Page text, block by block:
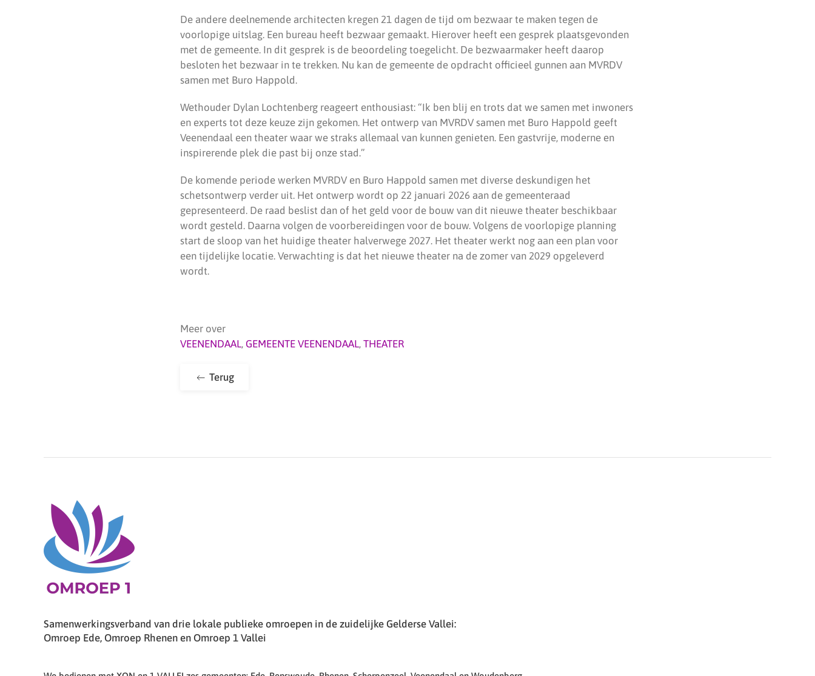
De andere deelnemende architecten kregen 21 dagen de tijd om bezwaar te maken tegen de
voorlopige uitslag. Een bureau heeft bezwaar gemaakt. Hierover heeft een gesprek plaatsgevonden
met de gemeente. In dit gesprek is de beoordeling toegelicht. De bezwaarmaker heeft daarop
besloten het bezwaar in te trekken. Nu kan de gemeente de opdracht officieel gunnen aan MVRDV
samen met Buro Happold.
Wethouder Dylan Lochtenberg reageert enthousiast: “Ik ben blij en trots dat we samen met inwoners
en experts tot deze keuze zijn gekomen. Het ontwerp van MVRDV samen met Buro Happold geeft
Veenendaal een theater waar we straks allemaal van kunnen genieten. Een gastvrije, moderne en
inspirerende plek die past bij onze stad.”
De komende periode werken MVRDV en Buro Happold samen met diverse deskundigen het
schetsontwerp verder uit. Het ontwerp wordt op 22 januari 2026 aan de gemeenteraad
gepresenteerd. De raad beslist dan of het geld voor de bouw van dit nieuwe theater beschikbaar
wordt gesteld. Daarna volgen de voorbereidingen voor de bouw. Volgens de voorlopige planning
start de sloop van het huidige theater halverwege 2027. Het theater werkt nog aan een plan voor
een tijdelijke locatie. Verwachting is dat het nieuwe theater na de zomer van 2029 opgeleverd
wordt.
Meer over
VEENENDAAL, GEMEENTE VEENENDAAL, THEATER
Terug
Samenwerkingsverband van drie lokale publieke omroepen in de zuidelijke Gelderse Vallei:
Omroep Ede, Omroep Rhenen en Omroep 1 Vallei